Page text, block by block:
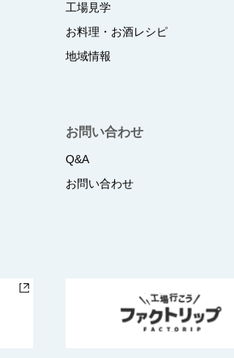
工場見学
お料理・お酒レシピ
地域情報
お問い合わせ
Q&A
お問い合わせ